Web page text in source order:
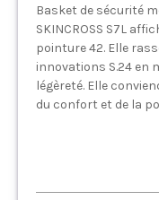
Basket de sécurité
SKINCROSS S7L
pointure 42. Elle
innovations S.24 en
légèreté. Elle
du confort et de la